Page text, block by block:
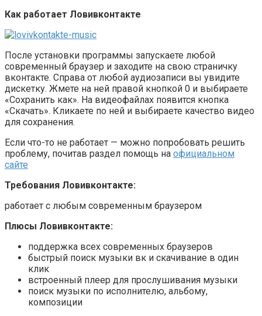
Как работает Ловивконтакте
После установки программы запускаете любой
современный браузер и заходите на свою страничку
вконтакте. Справа от любой аудиозаписи вы увидите
дискетку. Жмете на ней правой кнопкой 0 и выбираете
«Сохранить как». На видеофайлах появится кнопка
«Скачать». Кликаете по ней и выбираете качество видео
для сохранения.
Если что-то не работает — можно попробовать решить
проблему, почитав раздел помощь на официальном
сайте
Требования Ловивконтакте:
работает с любым современным браузером
Плюсы Ловивконтакте:
поддержка всех современных браузеров
быстрый поиск музыки вк и скачивание в один
клик
встроенный плеер для прослушивания музыки
поиск музыки по исполнителю, альбому,
композиции